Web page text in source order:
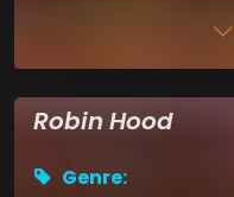
Robin Hood
Genre: